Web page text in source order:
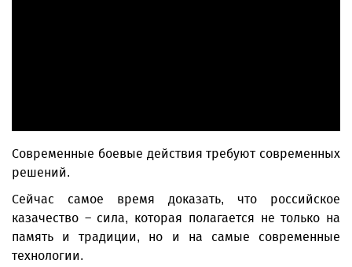
Современные боевые действия требуют современных
решений.
Сейчас самое время доказать, что российское
казачество – сила, которая полагается не только на
память и традиции, но и на самые современные
технологии.